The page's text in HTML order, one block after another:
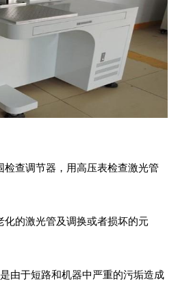
查调节器，用高压表检查激光管
化的激光管及调换或者损坏的元
由于短路和机器中严重的污垢造成